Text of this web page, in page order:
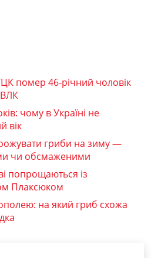
помер 46-річний чоловік
чому в Україні не
вік
гриби на зиму —
чи обсмаженими
попрощаються із
Плаксюком
на який гриб схожа